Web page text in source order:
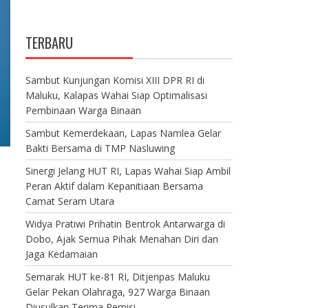
TERBARU
Sambut Kunjungan Komisi XIII DPR RI di
Maluku, Kalapas Wahai Siap Optimalisasi
Pembinaan Warga Binaan
Sambut Kemerdekaan, Lapas Namlea Gelar
Bakti Bersama di TMP Nasluwing
Sinergi Jelang HUT RI, Lapas Wahai Siap Ambil
Peran Aktif dalam Kepanitiaan Bersama
Camat Seram Utara
Widya Pratiwi Prihatin Bentrok Antarwarga di
Dobo, Ajak Semua Pihak Menahan Diri dan
Jaga Kedamaian
Semarak HUT ke-81 RI, Ditjenpas Maluku
Gelar Pekan Olahraga, 927 Warga Binaan